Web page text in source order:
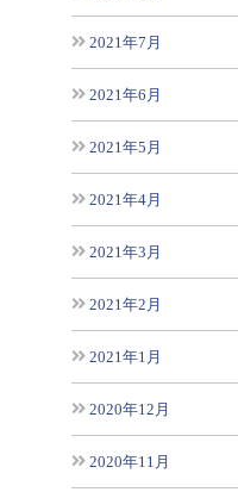
2021年7月
2021年6月
2021年5月
2021年4月
2021年3月
2021年2月
2021年1月
2020年12月
2020年11月